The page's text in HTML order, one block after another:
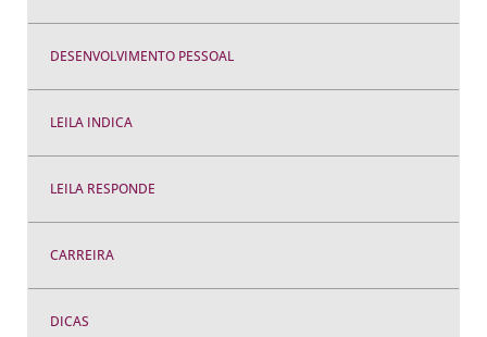
DESENVOLVIMENTO PESSOAL
LEILA INDICA
LEILA RESPONDE
CARREIRA
DICAS